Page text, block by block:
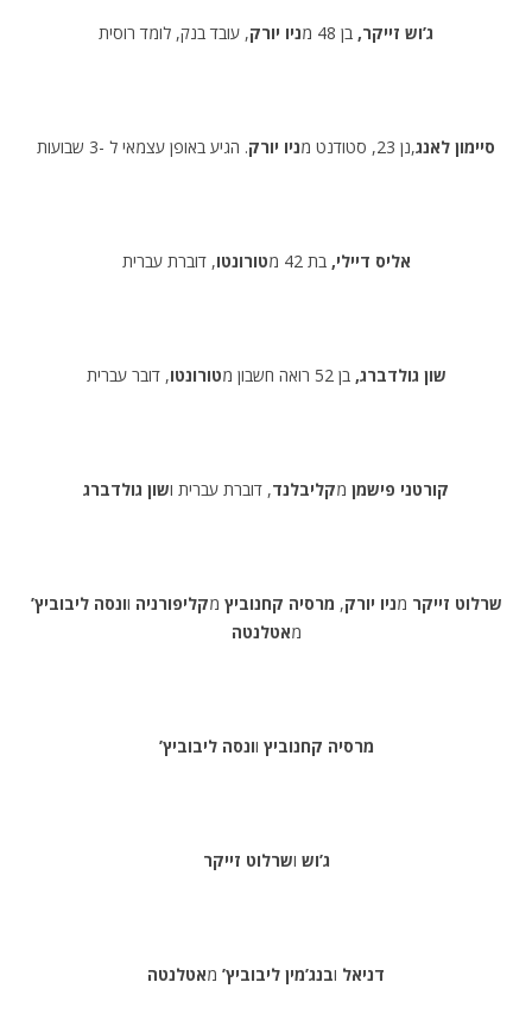
ג’וש זייקר, בן 48 מ ניו יורק, עובד בנק, לומד רוסית
סיימון לאנג,נן 23, סטודנט מ ניו יורק. הגיע באופן עצמאי ל -3 שבועות
אליס דיילי, בת 42 מ טורונטו, דוברת עברית
שון גולדברג, בן 52 רואה חשבון מ טורונטו, דובר עברית
קורטני פישמן מקליבלנד, דוברת עברית ושון גולדברג
שרלוט זייקר מניו יורק, מרסיה קחנוביץ מקליפורניה וונסה ליבוביץ’
מאטלנטה
מרסיה קחנוביץ וונסה ליבוביץ’
ג’וש ושרלוט זייקר
דניאל ובנג’מין ליבוביץ’ מאטלנטה